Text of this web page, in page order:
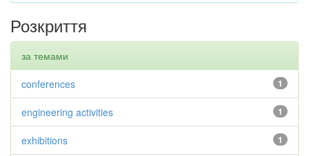
Розкриття
за темами
1
conferences
1
engineering activities
1
exhibitions